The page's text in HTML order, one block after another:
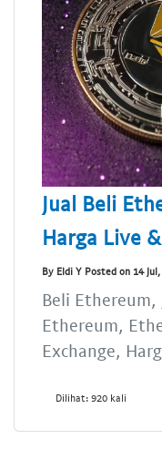
Jual Beli
Harga Live
By Eldi Y Posted on 14
Beli
Ethereum,
Exchange,
Dilihat: 920 kali